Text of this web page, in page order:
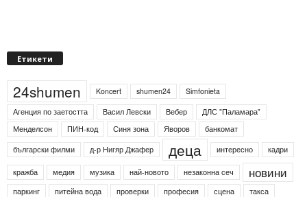
Етикети
24shumen Koncert shumen24
Simfonieta
Агенция по заетостта
Васил Левски Вебер
ДЛС "Паламара"
Менделсон
ПИН-код Синя зона Яворов
банкомат
български филми
д-р Нигяр Джафер деца интересно кадри
кражба медия музика най-новото незаконна сеч новини
паркинг питейна вода проверки професия сцена такса